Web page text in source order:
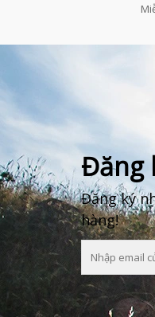
Đăng
Đăng ký
hàng!